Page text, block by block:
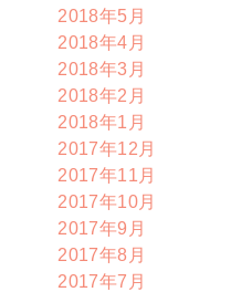
2018年5月
2018年4月
2018年3月
2018年2月
2018年1月
2017年12月
2017年11月
2017年10月
2017年9月
2017年8月
2017年7月